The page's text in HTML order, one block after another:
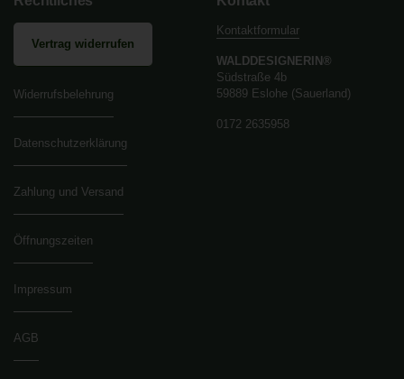
Vertrag widerrufen
Widerrufsbelehrung
Datenschutzerklärung
Zahlung und Versand
Öffnungszeiten
Impressum
AGB
Kontaktformular
WALDDESIGNERIN®
Südstraße 4b
59889 Eslohe (Sauerland)
0172 2635958